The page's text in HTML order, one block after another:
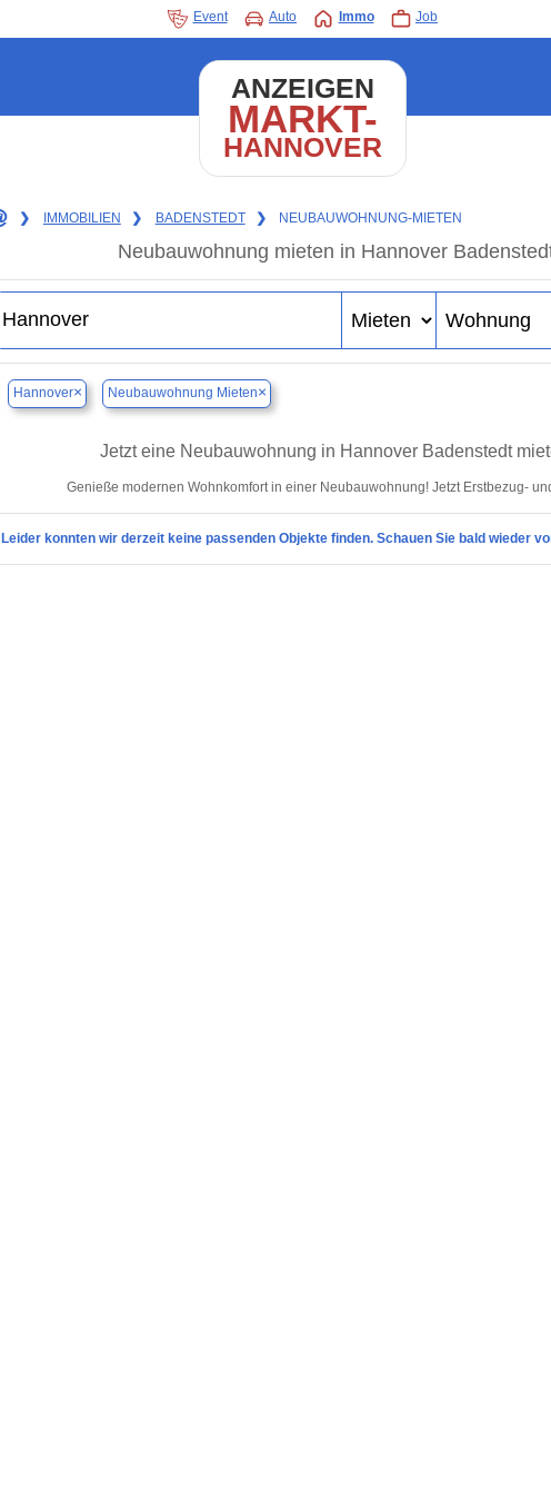
Event Auto Immo Job
ANZEIGEN
MARKT-
HANNOVER
❯ IMMOBILIEN ❯ BADENSTEDT ❯ NEUBAUWOHNUNG-MIETEN
Neubauwohnung mieten in Hannover
Hannover× Neubauwohnung Mieten×
Jetzt eine Neubauwohnung in Hannover Badenstedt
Genieße modernen Wohnkomfort in einer Neubauwohnung! Jetzt Erstbezug-
Leider konnten wir derzeit keine passenden Objekte finden. Schauen Sie bald wieder